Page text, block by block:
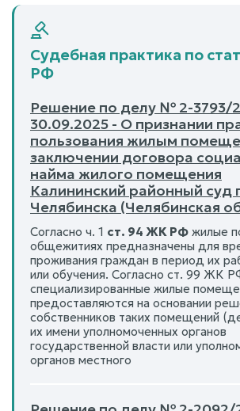
Судебная практика по
РФ
Решение по делу № 2-3793/
30.09.2025 - О признании
пользования жилым
заключении договора
найма жилого помещения
Калининский районный суд
Челябинска (Челябинская
Согласно ч. 1 ст. 94 ЖК РФ жилые
общежитиях предназначены для
проживания граждан в период их
или обучения. Согласно ст. 99 ЖК
специализированные жилые
предоставляются на основании
собственников таких помещений
их имени уполномоченных органов
государственной власти или
органов местного